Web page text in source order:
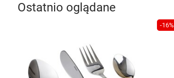
Ostatnio oglądane
-16%